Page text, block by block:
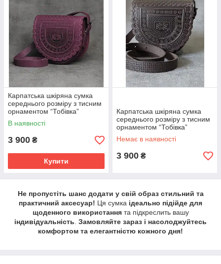
Ця сумка стане
стильним та практичним
аксесуаромдля будь-якого образу, поєднуючи
унікальний гуцульський декор,міцну
конструкціюта функціональні деталі.
Карпатська шкіряна сумка
середнього розміру з тисним
орнаментом “Тобівка”
фіолетового кольору,
20х21х8 см
В наявності
3 900 ₴
Купити
Карпатська шкіряна сумка
середнього розміру з тисним
орнаментом “Тобівка”
коричневого кольору,
20х21х8 см
Немає в наявності
3 900 ₴
Не пропустіть шанс додати у свій образ стильний та
практичний аксесуар! Ця сумка ідеально підійде для
щоденного використаннята підкреслить вашу
індивідуальність Замовляйте зараз і насолоджуйтесь
комфортом та елегантністю кожного дня!